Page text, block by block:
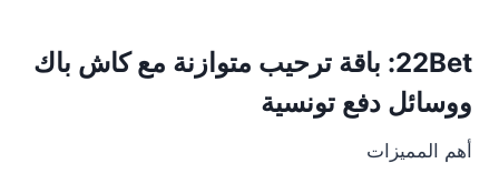
22Bet: باقة ترحيب متوازنة مع كاش باك
ووسائل دفع تونسية
أهم المميزات